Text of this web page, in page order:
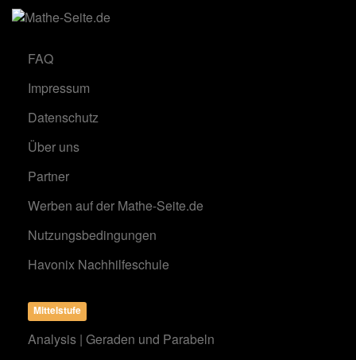
FAQ
Impressum
Datenschutz
Über uns
Partner
Werben auf der Mathe-Seite.de
Nutzungsbedingungen
Havonix Nachhilfeschule
Mittelstufe
Analysis | Geraden und Parabeln